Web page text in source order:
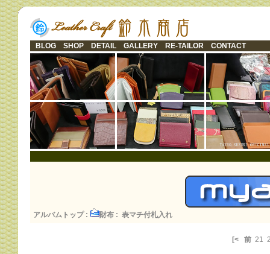
BLOG SHOP DETAIL GALLERY RE-TAILOR CONTACT
アルバムトップ: 財布 : 表マチ付札入れ
[< 前 21